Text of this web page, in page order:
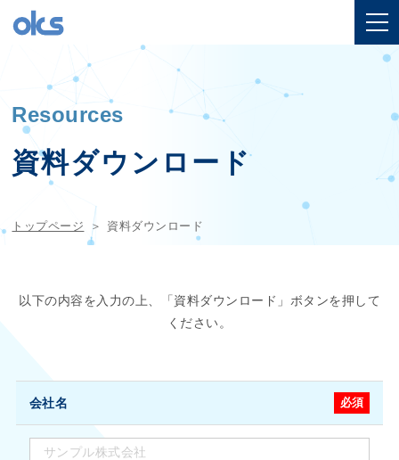
Resources
資料ダウンロード
トップページ 資料ダウンロード
以下の内容を入力の上、「資料ダウンロード」ボタンを押して
ください。
会社名 必須